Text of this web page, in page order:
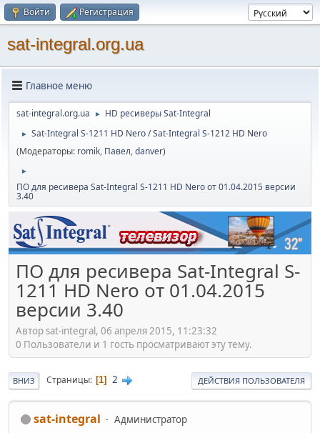
Войти Регистрация
sat-integral.org.ua
Главное меню
sat-integral.org.ua ► HD ресиверы Sat-Integral
►
Sat-Integral S-1211 HD Nero / Sat-Integral S-1212 HD Nero
(Модераторы: romik, Павел,danver)
►
ПО для ресивера Sat-Integral S-1211 HD Nero от 01.04.2015 версии
3.40
ПО для ресивера Sat-Integral S-
1211 HD Nero от 01.04.2015
версии 3.40
Автор sat-integral, 06 апреля 2015, 11:23:32
0 Пользователи и 1 гость просматривают эту тему.
ВНИЗ Страницы 1 2 ДЕЙСТВИЯ ПОЛЬЗОВАТЕЛЯ
sat-integral Администратор